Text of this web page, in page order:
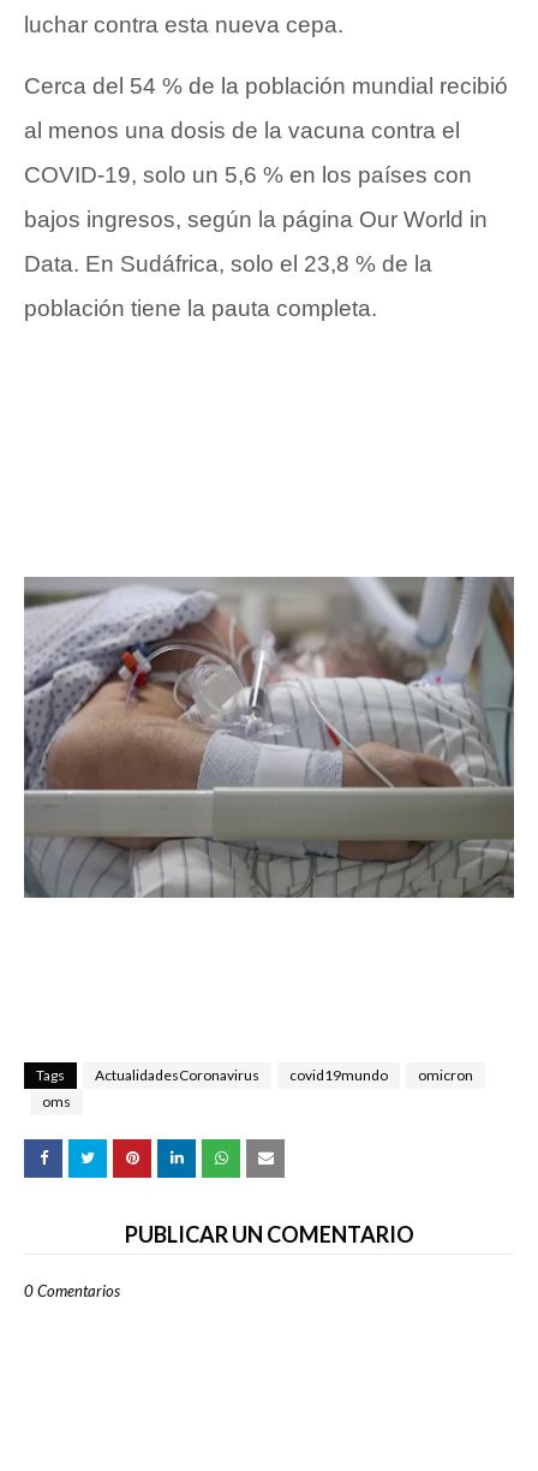
luchar contra esta nueva cepa.
Cerca del 54 % de la población mundial recibió
al menos una dosis de la vacuna contra el
COVID-19, solo un 5,6 % en los países con
bajos ingresos, según la página Our World in
Data. En Sudáfrica, solo el 23,8 % de la
población tiene la pauta completa.
Tags ActualidadesCoronavirus covid19mundo
omicron
oms
PUBLICAR UN COMENTARIO
0 Comentarios